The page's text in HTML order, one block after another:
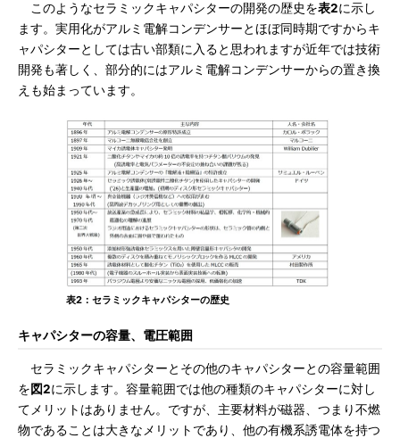
このようなセラミックキャパシターの開発の歴史を表2に示し
ます。実用化がアルミ電解コンデンサーとほぼ同時期ですからキ
ャパシターとしては古い部類に入ると思われますが近年では技術
開発も著しく、部分的にはアルミ電解コンデンサーからの置き換
えも始まっています。
表2：セラミックキャパシターの歴史
キャパシターの容量、電圧範囲
セラミックキャパシターとその他のキャパシターとの容量範囲
を図2に示します。容量範囲では他の種類のキャパシターに対し
てメリットはありません。ですが、主要材料が磁器、つまり不燃
物であることは大きなメリットであり、他の有機系誘電体を持つ